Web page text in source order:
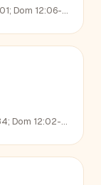
12:06-23:06
12:02-22:36